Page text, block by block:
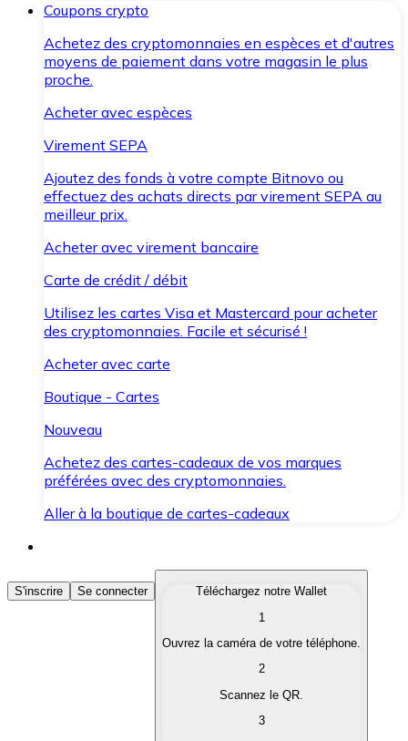
Coupons crypto
Achetez des cryptomonnaies en espèces et d'autres
moyens de paiement dans votre magasin le plus
proche.
Acheter avec espèces
Virement SEPA
Ajoutez des fonds à votre compte Bitnovo ou
effectuez des achats directs par virement SEPA au
meilleur prix.
Acheter avec virement bancaire
Carte de crédit / débit
Utilisez les cartes Visa et Mastercard pour acheter
des cryptomonnaies. Facile et sécurisé !
Acheter avec carte
Boutique - Cartes
Nouveau
Achetez des cartes-cadeaux de vos marques
préférées avec des cryptomonnaies.
Aller à la boutique de cartes-cadeaux
Acheter des Cryptomonnaies
Achetez les cryptomonnaies qui vous intéressent
Convertissez vos cryptomonnaies en monnaie
S'inscrire Se connecter
Téléchargez notre Wallet
1
Ouvrez la caméra de votre téléphone.
2
Scannez le QR.
3